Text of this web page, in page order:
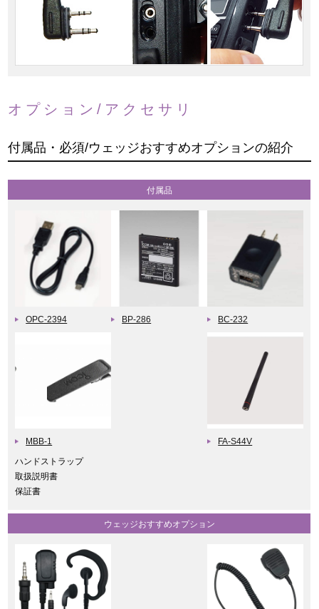
オプション/アクセサリ
付属品・必須/ウェッジおすすめオプションの紹介
付属品
OPC-2394 BP-286 BC-232
MBB-1
FA-S44V
ハンドストラップ
取扱説明書
保証書
ウェッジおすすめオプション